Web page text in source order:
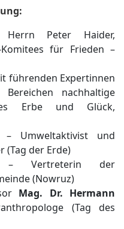
Herrn Peter Haider,
für Frieden –
führenden Expertinnen
nachhaltige
Erbe und Glück,
– Umweltaktivist und
(Tag der Erde)
Vertreterin der
(Nowruz)
Mag. Dr. Hermann
(Tag des